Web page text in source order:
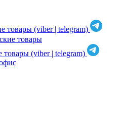
товары (viber | telegram)
товары
(viber | telegram)